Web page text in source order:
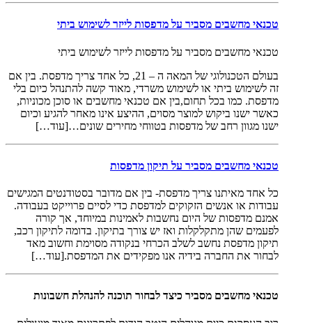
טכנאי מחשבים מסביר על מדפסות לייזר לשימוש ביתי
טכנאי מחשבים מסביר על מדפסות לייזר לשימוש ביתי
בעולם הטכנולוגי של המאה ה – 21, כל אחד צריך מדפסת. בין אם
זה לשימוש ביתי או לשימוש משרדי, מאוד קשה להתנהל כיום בלי
מדפסת. כמו בכל תחום,בין אם טכנאי מחשבים או סוכן מכוניות,
כאשר ישנו ביקוש למוצר מסוים, ההיצע אינו מאחר להגיע וכיום
ישנו מגוון רחב של מדפסות בטווחי מחירים שונים…[עוד…]
טכנאי מחשבים מסביר על תיקון מדפסות
כל אחד מאיתנו צריך מדפסת- בין אם מדובר בסטודנטים המגישים
עבודות או אנשים הזקוקים למדפסת כדי לסיים פרוייקט בעבודה.
אמנם מדפסות של היום נחשבות לאמינות במיוחד, אך קורה
לפעמים שהן מתקלקלות ואז יש צורך בתיקון. בדומה לתיקון רכב,
תיקון מדפסת נחשב לשלב הכרחי בנקודה מסוימת וחשוב מאד
לבחור את החברה בידיה אנו מפקידים את המדפסת.[עוד…]
טכנאי מחשבים מסביר כיצד לבחור תוכנה להנהלת חשבונות